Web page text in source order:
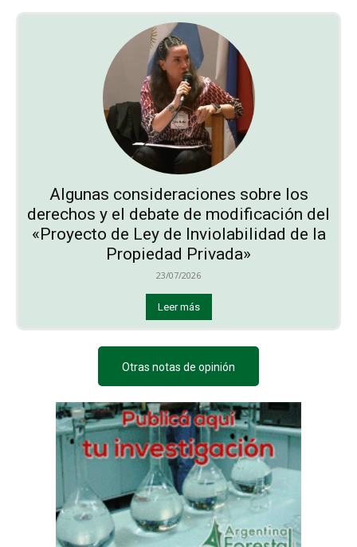
Algunas consideraciones sobre los
derechos y el debate de modificación del
«Proyecto de Ley de Inviolabilidad de la
Propiedad Privada»
23/07/2026
Leer más
Otras notas de opinión